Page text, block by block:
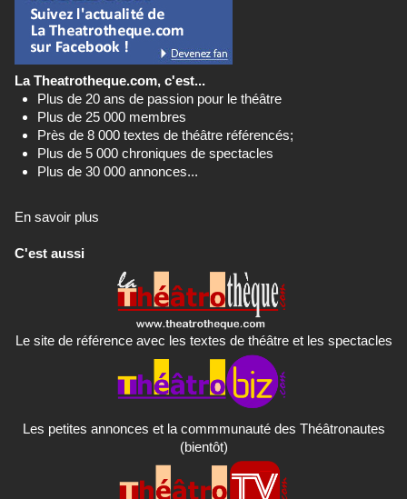
La Theatrotheque.com, c'est...
Plus de 20 ans de passion pour le théâtre
Plus de 25 000 membres
Près de 8 000 textes de théâtre référencés;
Plus de 5 000 chroniques de spectacles
Plus de 30 000 annonces...
En savoir plus
C'est aussi
Le site de référence avec les textes de théâtre et les spectacles
Les petites annonces et la commmunauté des Théâtronautes
(bientôt)